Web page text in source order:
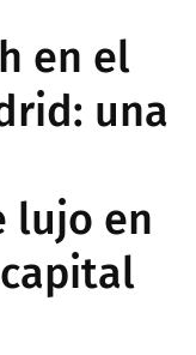
en el
una
lujo en